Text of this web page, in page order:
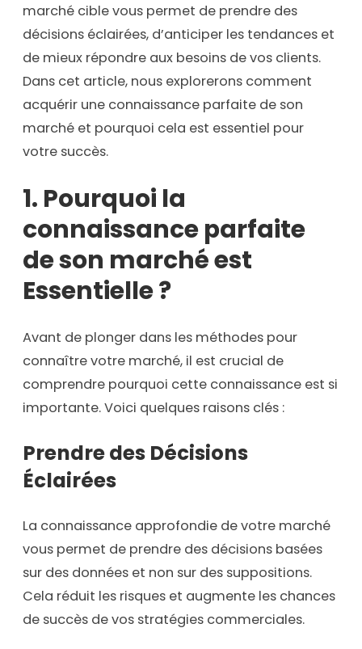
marché cible vous permet de prendre des
décisions éclairées, d’anticiper les tendances et
de mieux répondre aux besoins de vos clients.
Dans cet article, nous explorerons comment
acquérir une connaissance parfaite de son
marché et pourquoi cela est essentiel pour
votre succès.
1. Pourquoi la
connaissance parfaite
de son marché est
Essentielle ?
Avant de plonger dans les méthodes pour
connaître votre marché, il est crucial de
comprendre pourquoi cette connaissance est si
importante. Voici quelques raisons clés :
Prendre des Décisions
Éclairées
La connaissance approfondie de votre marché
vous permet de prendre des décisions basées
sur des données et non sur des suppositions.
Cela réduit les risques et augmente les chances
de succès de vos stratégies commerciales.